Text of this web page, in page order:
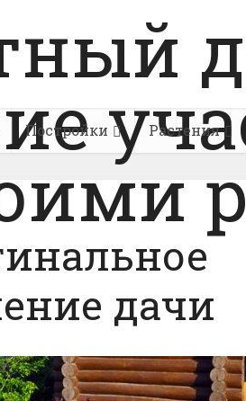
Постройки Растения
дачи